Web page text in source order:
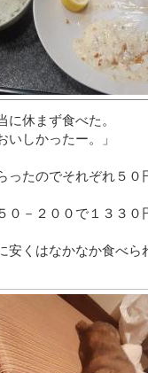
休まず食べた。
しかったー。」
たのでそれぞれ５０
０－２００で１３３０
安くはなかなか食べら